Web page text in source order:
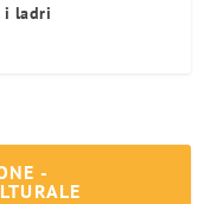
i ladri
-